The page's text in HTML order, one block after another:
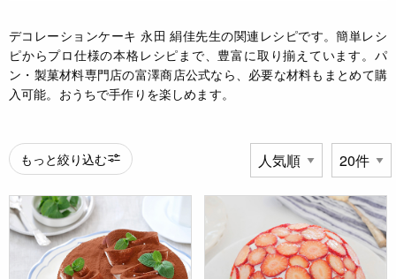
デコレーションケーキ 永田 絹佳先生の関連レシピです。簡単レシ
ピからプロ仕様の本格レシピまで、豊富に取り揃えています。パ
ン・製菓材料専門店の富澤商店公式なら、必要な材料もまとめて購
入可能。おうちで手作りを楽しめます。
もっと絞り込む